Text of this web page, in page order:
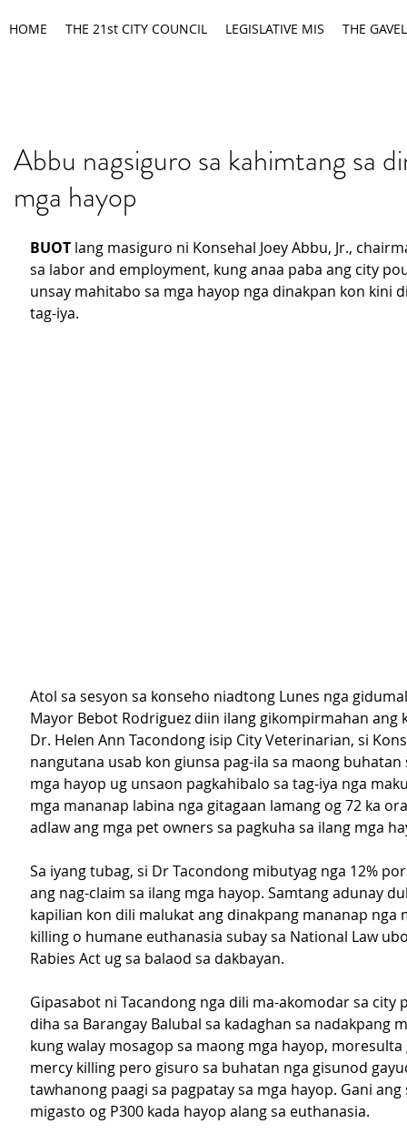
HOME THE 21st CITY COUNCIL LEGISLATIVE MIS THE GAVEL
Abbu nagsiguro sa kahimtang sa
mga hayop
BUOT lang masiguro ni Konsehal Joey Abbu, Jr.,
sa labor and employment, kung anaa paba ang city
unsay mahitabo sa mga hayop nga dinakpan kon kini
tag-iya.
Atol sa sesyon sa konseho niadtong Lunes nga
Mayor Bebot Rodriguez diin ilang gikompirmahan
Dr. Helen Ann Tacondong isip City Veterinarian, si
nangutana usab kon giunsa pag-ila sa maong buhatan
mga hayop ug unsaon pagkahibalo sa tag-iya nga
mga mananap labina nga gitagaan lamang og 72 ka
adlaw ang mga pet owners sa pagkuha sa ilang mga
Sa iyang tubag, si Dr Tacondong mibutyag nga 12%
ang nag-claim sa ilang mga hayop. Samtang adunay
kapilian kon dili malukat ang dinakpang mananap nga
killing o humane euthanasia subay sa National Law
Rabies Act ug sa balaod sa dakbayan.
Gipasabot ni Tacandong nga dili ma-akomodar sa city
diha sa Barangay Balubal sa kadaghan sa nadakpang
kung walay mosagop sa maong mga hayop,
mercy killing pero gisuro sa buhatan nga gisunod
tawhanong paagi sa pagpatay sa mga hayop. Gani
migasto og P300 kada hayop alang sa euthanasia.